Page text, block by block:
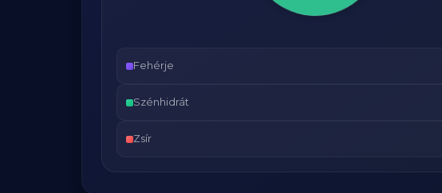
Fehérje
Szénhidrát
Zsír